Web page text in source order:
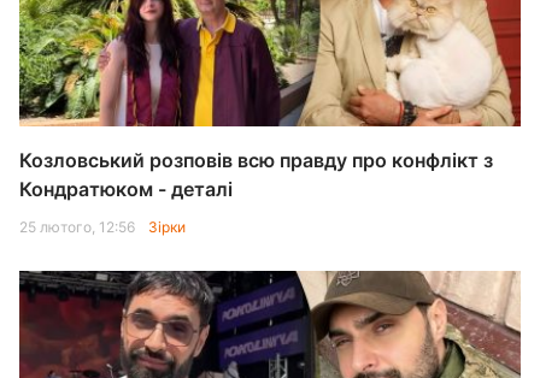
Козловський розповів всю правду про конфлікт з
Кондратюком - деталі
25 лютого, 12:56 Зірки